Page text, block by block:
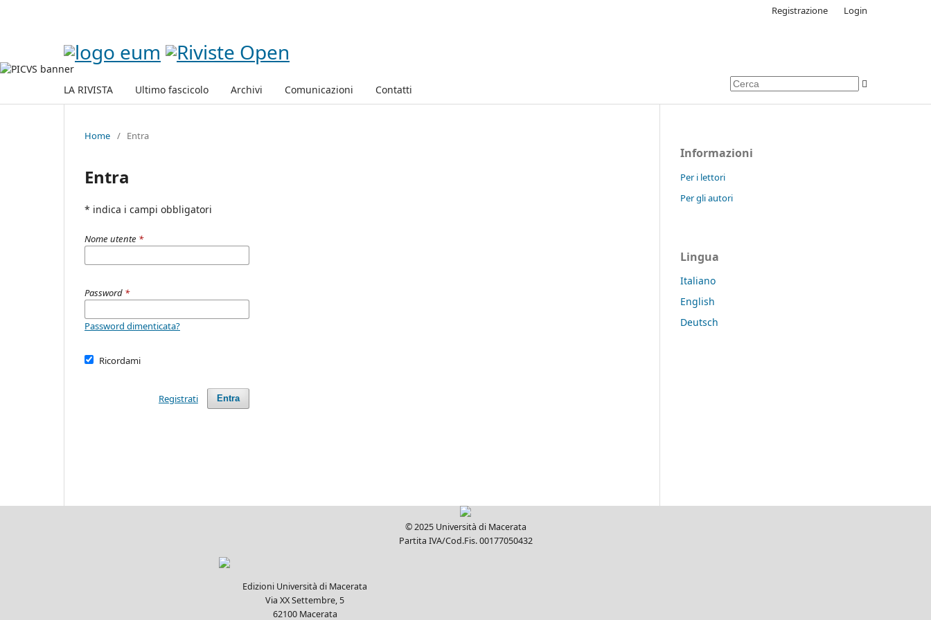
LA RIVISTA Ultimo fascicolo Archivi Comunicazioni Contatti
Registrazione Login
Home / Entra
Entra
* indica i campi obbligatori
Nome utente *
Password *
Password dimenticata?
Ricordami
Entra
Registrati
Informazioni
Per i lettori
Per gli autori
Lingua
Italiano
English
Deutsch
© 2025 Università di Macerata
Partita IVA/Cod.Fis. 00177050432
Edizioni Università di Macerata
Via XX Settembre, 5
62100 Macerata